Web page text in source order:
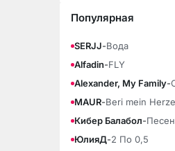
Популярная
SERJJ-Вода
Alfadin-FLY
Alexander, My Family-
MAUR-Beri mein
Кибер Балабол-
ЮлияД-2 По 0,5